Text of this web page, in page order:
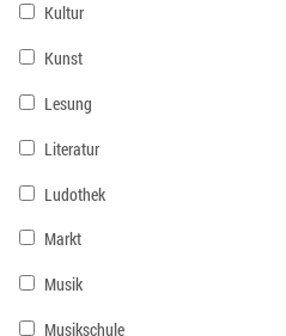
Kultur
Kunst
Lesung
Literatur
Ludothek
Markt
Musik
Musikschule